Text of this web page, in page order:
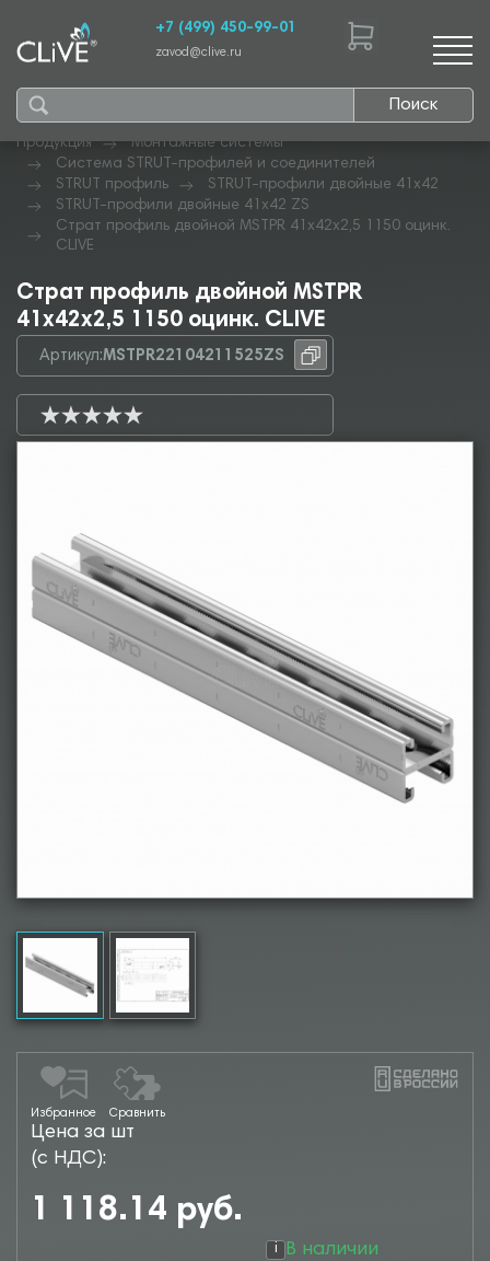
Поиск
+7 (499) 450-99-01
zavod@clive.ru
Продукция
Монтажные системы
Система STRUT-профилей и соединителей
STRUT профиль
STRUT-профили двойные 41х42
STRUT-профили двойные 41х42 ZS
Страт профиль двойной MSTPR 41х42х2,5 1150 оцинк.
CLIVE
Страт профиль двойной MSTPR
41х42х2,5 1150 оцинк. CLIVE
Артикул:MSTPR22104211525ZS
Избранное Сравнить
Цена за шт
(с НДС):
1 118.14 руб.
В наличии
i